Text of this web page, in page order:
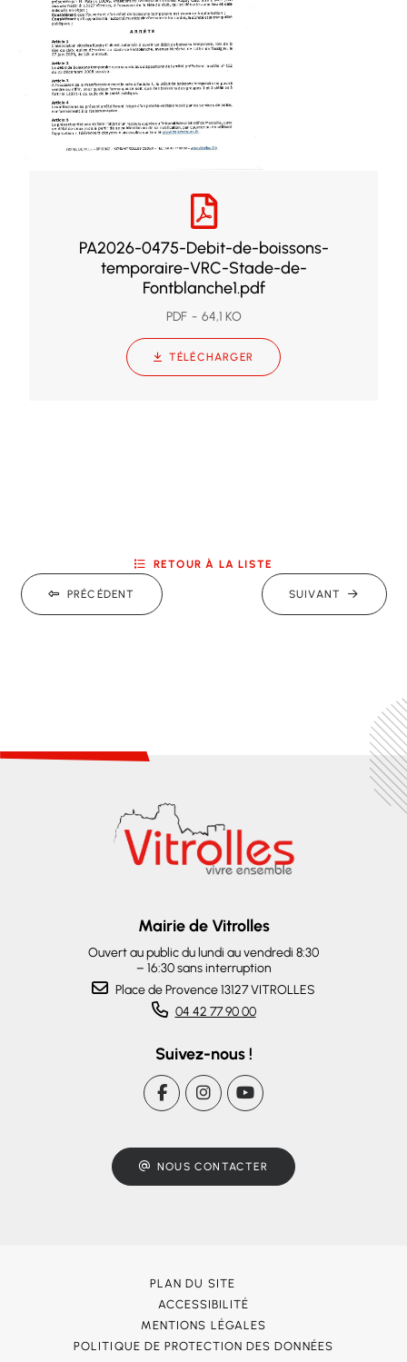
PA2026-0475-Debit-de-boissons-
temporaire-VRC-Stade-de-
Fontblanche1.pdf
PDF 64,1 KO
TÉLÉCHARGER
PRÉCÉDENT
RETOUR À LA LISTE
SUIVANT
Mairie de Vitrolles
Ouvert au public du lundi au vendredi 8:30
– 16:30 sans interruption
Place de Provence 13127 VITROLLES
04 42 77 90 00
Suivez-nous !
NOUS CONTACTER
PLAN DU SITE
ACCESSIBILITÉ
MENTIONS LÉGALES
POLITIQUE DE PROTECTION DES DONNÉES